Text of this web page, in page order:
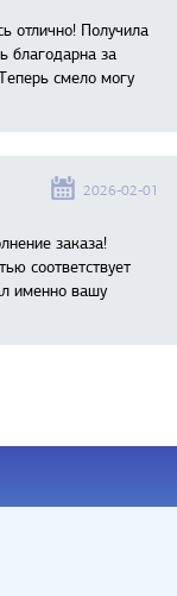
отлично! Получила
благодарна за
смело могу
2026-02-01
заказа!
соответствует
именно вашу